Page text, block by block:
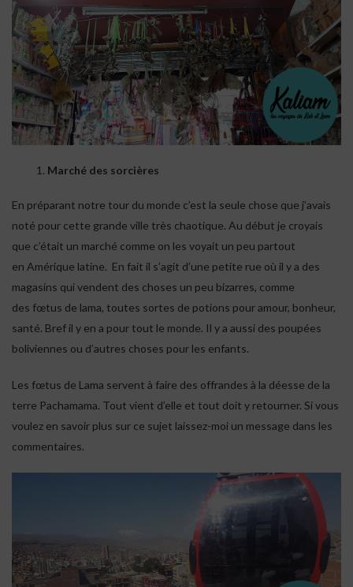
Marché des sorcières
En préparant notre tour du monde c’est la seule chose que j’avais
noté pour cette grande ville très chaotique. Au début je croyais
que c’était un marché comme on les voyait un peu partout
en Amérique latine. En fait il s’agit d’une petite rue où il y a des
magasins qui vendent des choses un peu bizarres, comme
des fœtus de lama, toutes sortes de potions pour amour, bonheur,
santé. Bref il y en a pour tout le monde. Il y a aussi des poupées
boliviennes ou d’autres choses pour les enfants.
Les fœtus de Lama servent à faire des offrandes à la déesse de la
terre Pachamama. Tout vient d’elle et tout doit y retourner. Si vous
voulez en savoir plus sur ce sujet laissez-moi un message dans les
commentaires.